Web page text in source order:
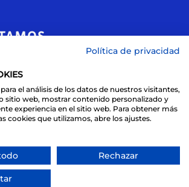
de San Antonio (Madrid)
70
sbs.com
Deportiva
Política de privacidad
el análisis de los datos de nuestros visitantes,
sitio web, mostrar contenido personalizado y
experiencia en el sitio web. Para obtener más
cookies que utilizamos, abre los ajustes.
Rechazar